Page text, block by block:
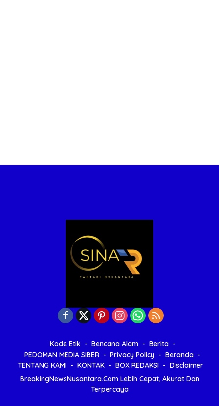
Kode Etik Bencana Alam
Berita
PEDOMAN MEDIA SIBER
Privacy Policy
Beranda
TENTANG KAMI
KONTAK BOX REDAKSI
Disclaimer
BreakingNewsNusantara.Com Lebih Cepat, Akurat Dan
Terpercaya